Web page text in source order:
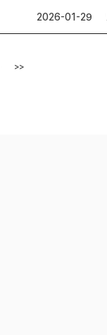
2026-01-29
>>